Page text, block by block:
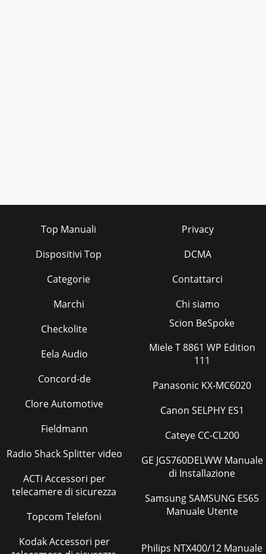
Top Manuali
Dispositivi Top
Categorie
Marchi
Privacy
DCMA
Contattarci
Chi siamo
Checkolite
Eela Audio
Concord-de
Clore Automotive
Fieldmann
Radio Shack Splitter video
ACTi Accessori per
telecamere di sicurezza
Topcom Telefoni
Kodak Accessori per
Scion BeSpoke
Miele T 8861 WP Edition
111
Panasonic KX-MC6020
Canon SELPHY ES1
Cateye CC-CL200
GE JGS760DELWW Manuale
di Installazione
Samsung SAMSUNG ES65
Manuale Utente
Philips NTX400/12 Manuale